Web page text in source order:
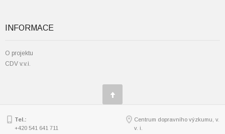
INFORMACE
O projektu
CDV v.v.i.
Tel.:
+420 541 641 711
Centrum dopravního výzkumu, v.
v. i.